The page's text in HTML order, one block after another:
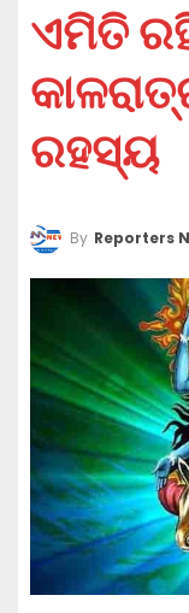
ଏମିତି
ରହସ୍ୟ
By Reporters